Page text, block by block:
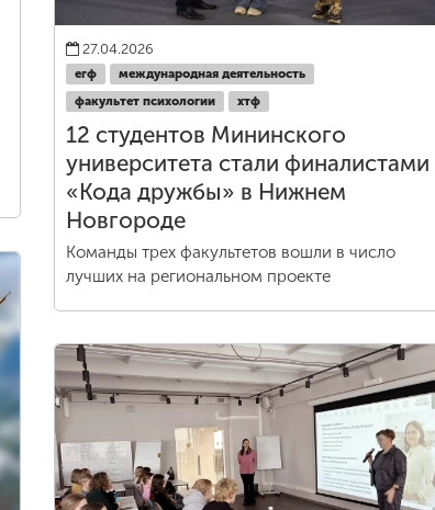
27.04.2026
егф
международная деятельность
факультет психологии
хтф
12 студентов Мининского
университета стали финалистами
«Кода дружбы» в Нижнем
Новгороде
Команды трех факультетов вошли в число
лучших на региональном проекте